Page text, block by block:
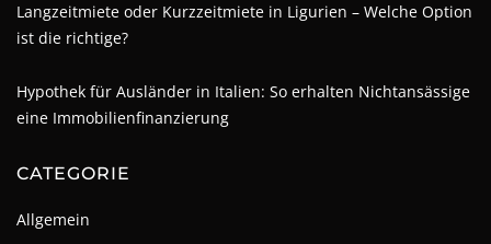
Langzeitmiete oder Kurzzeitmiete in Ligurien – Welche Option
ist die richtige?
Hypothek für Ausländer in Italien: So erhalten Nichtansässige
eine Immobilienfinanzierung
CATEGORIE
Allgemein